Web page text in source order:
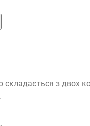
з двох